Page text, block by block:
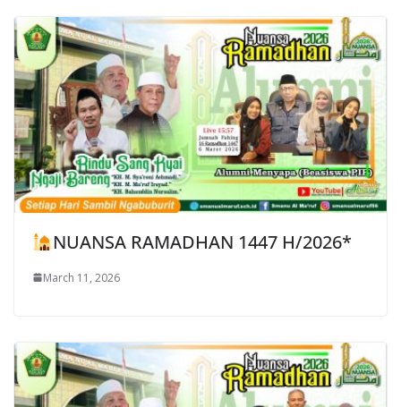
NUANSA RAMADHAN 1447 H/2026*
March 11, 2026